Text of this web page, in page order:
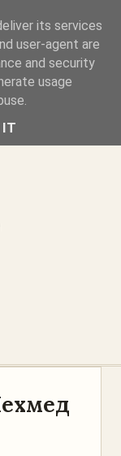
нови книги
·
its services
user-agent are
and security
usage
IT